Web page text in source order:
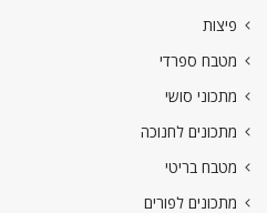
פיצות
מטבח ספרדי
מתכוני סושי
מתכונים לחנוכה
מטבח בריטי
מתכונים לפורים